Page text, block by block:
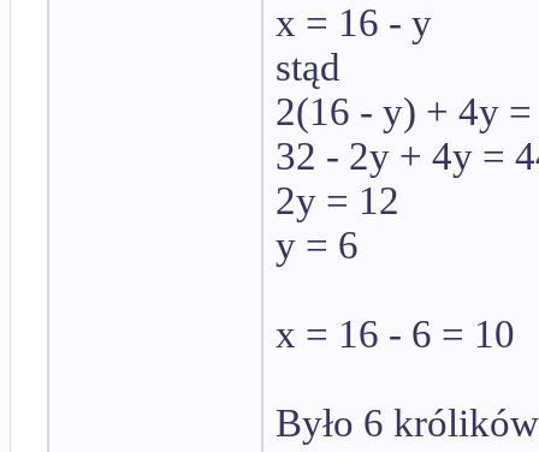
x = 16 - y
stąd
2(16 - y) + 4y
32 - 2y + 4y =
2y = 12
y = 6
x = 16 - 6 = 10
Było 6